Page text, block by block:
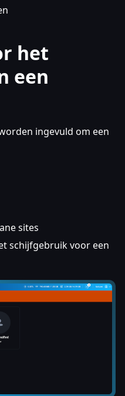
het
een
ingevuld om een
sites
schijfgebruik voor een